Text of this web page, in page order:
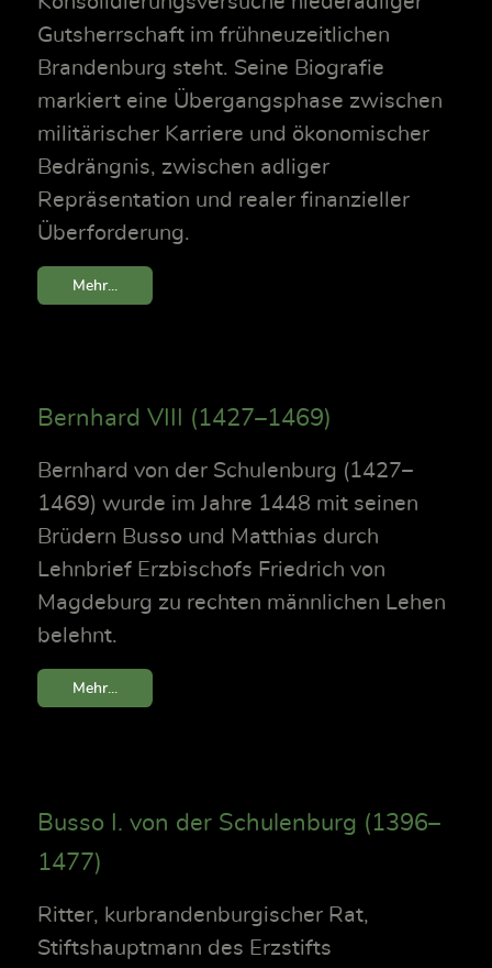
Gutsherrschaft im frühneuzeitlichen
Brandenburg steht. Seine Biografie
markiert eine Übergangsphase zwischen
militärischer Karriere und ökonomischer
Bedrängnis, zwischen adliger
Repräsentation und realer finanzieller
Überforderung.
Mehr...
Bernhard VIII (1427–1469)
Bernhard von der Schulenburg (1427–
1469) wurde im Jahre 1448 mit seinen
Brüdern Busso und Matthias durch
Lehnbrief Erzbischofs Friedrich von
Magdeburg zu rechten männlichen Lehen
belehnt.
Mehr...
Busso I. von der Schulenburg (1396–
1477)
Ritter, kurbrandenburgischer Rat,
Stiftshauptmann des Erzstifts